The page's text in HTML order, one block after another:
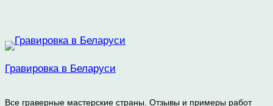
Гравировка в Беларуси
Все граверные мастерские страны. Отзывы и примеры работ